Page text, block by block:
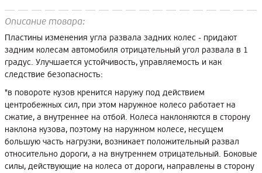
Описание товара:
Пластины изменения угла развала задних колес - придают
задним колесам автомобиля отрицательный угол развала в 1
градус. Улучшается устойчивость, управляемость и как
следствие безопасность:
"в повороте кузов кренится наружу под действием
центробежных сил, при этом наружное колесо работает на
сжатие, а внутреннее на отбой. Колеса наклоняются в сторону
наклона кузова, поэтому на наружном колесе, несущем
большую часть нагрузки, возникает положительный развал
относительно дороги, а на внутреннем отрицательный. Боковые
силы, действующие на колеса от дороги, направлены в сторону